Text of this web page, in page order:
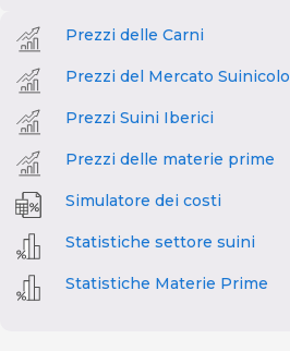
Prezzi delle Carni
Prezzi del Mercato Suinicolo
Prezzi Suini Iberici
Prezzi delle materie prime
Simulatore dei costi
Statistiche settore suini
Statistiche Materie Prime